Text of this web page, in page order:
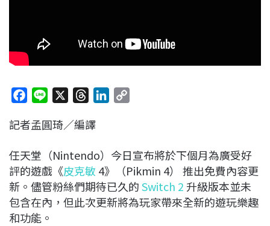
c
b
o
o
k
n
r
a
d
s
e
d
I
n
L
i
n
k
記者孟圓琦／編譯
任天堂（Nintendo）今日宣布將於下個月為廣受好
評的遊戲《皮克敏 4》（Pikmin 4） 推出免費內容更
新。儘管粉絲們期待已久的Switch 2 升級版本並未
包含在內，但此次更新將為玩家帶來全新的遊玩樂趣
和功能。